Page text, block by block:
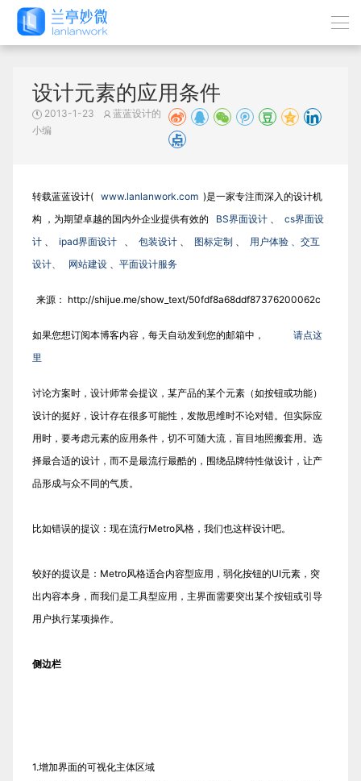
设计元素的应用条件
2013-1-23
蓝蓝设计的
小编
转载蓝蓝设计( www.lanlanwork.com )是一家专注而深入的设计机
构 ，为期望卓越的国内外企业提供有效的 BS界面设计 、 cs界面设
计 、 ipad界面设计 、 包装设计 、 图标定制 、 用户体验 、交互
设计、
网站建设 、 平面设计服务
来源： http://shijue.me/show_text/50fdf8a68ddf87376200062c
如果您想订阅本博客内容，每天自动发到您的邮箱中，
请点这
里
讨论方案时，设计师常会提议，某产品的某个元素（如按钮或功能）
设计的挺好，设计存在很多可能性，发散思维时不论对错。但实际应
用时，要考虑元素的应用条件，切不可随大流，盲目地照搬套用。选
择最合适的设计，而不是最流行最酷的，围绕品牌特性做设计，让产
品形成与众不同的气质。
比如错误的提议：现在流行Metro风格，我们也这样设计吧。
较好的提议是：Metro风格适合内容型应用，弱化按钮的UI元素，突
出内容本身，而我们是工具型应用，主界面需要突出某个按钮或引导
用户执行某项操作。
侧边栏
1.增加界面的可视化主体区域